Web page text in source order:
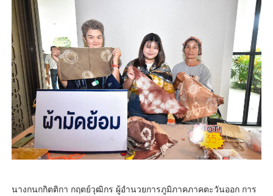
นางกนกกิตติกา กฤตย์วุฒิกร ผู้อำนวยการภูมิภาคภาคตะวันออก การ